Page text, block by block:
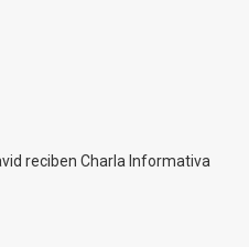
reciben Charla Informativa